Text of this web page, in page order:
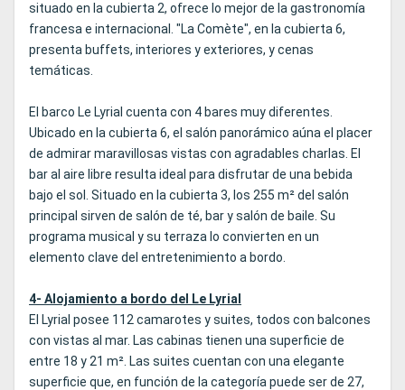
situado en la cubierta 2, ofrece lo mejor de la gastronomía
francesa e internacional. "La Comète", en la cubierta 6,
presenta buffets, interiores y exteriores, y cenas
temáticas.
El barco Le Lyrial cuenta con 4 bares muy diferentes.
Ubicado en la cubierta 6, el salón panorámico aúna el placer
de admirar maravillosas vistas con agradables charlas. El
bar al aire libre resulta ideal para disfrutar de una bebida
bajo el sol. Situado en la cubierta 3, los 255 m² del salón
principal sirven de salón de té, bar y salón de baile. Su
programa musical y su terraza lo convierten en un
elemento clave del entretenimiento a bordo.
4- Alojamiento a bordo del Le Lyrial
El Lyrial posee 112 camarotes y suites, todos con balcones
con vistas al mar. Las cabinas tienen una superficie de
entre 18 y 21 m². Las suites cuentan con una elegante
superficie que, en función de la categoría puede ser de 27,